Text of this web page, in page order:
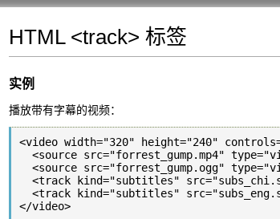
HTML <track> 标签
实例
播放带有字幕的视频：
<video width="320" height="240"